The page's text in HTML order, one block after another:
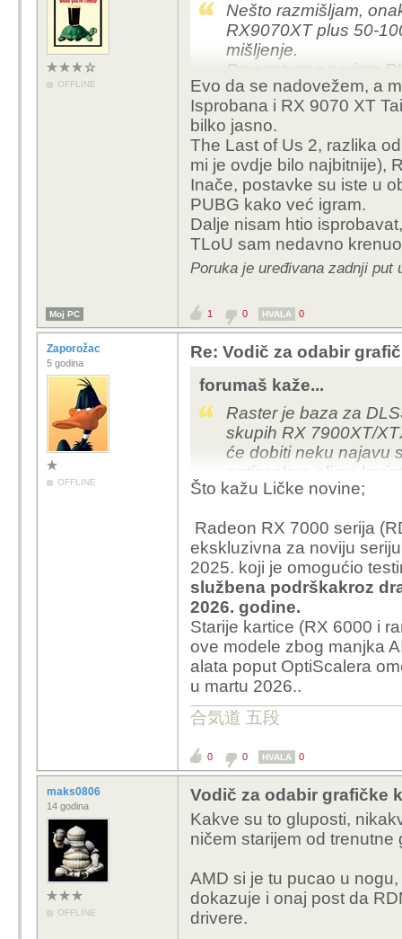
OFFLINE
Nešto razmišljam,
RX9070XT plus 50-
mišljenje.
Prvenstveno se igra
RTX stara 2.5 godine,
Evo da se nadovežem, a
Isprobana i RX 9070 XT
bilko jasno.
The Last of Us 2, razlika
mi je ovdje bilo najbitnije),
Inače, postavke su iste u
PUBG kako već igram.
Dalje nisam htio
TLoU sam nedavno
Poruka je uređivana zadnji put
Moj PC 1 0 HVALA 0
Zaporožac
5 godina
OFFLINE
Re: Vodič za odabir
forumaš kaže...
Raster je baza za
skupih RX 7900XT/
će dobiti neku najavu
optiscalera ali ne
službenu podršku.
Što kažu Ličke novine;
Radeon RX 7000 serija
ekskluzivna za noviju
2025. koji je omogućio
službena podrškakroz
2026. godine.
Starije kartice (RX 6000 i
ove modele zbog manjka
alata poput OptiScalera
u martu 2026..
合気道 五段
0 0 HVALA 0
maks0806
14 godina
OFFLINE
Vodič za odabir grafičke
Kakve su to gluposti,
ničem starijem od trenutne
AMD si je tu pucao u
dokazuje i onaj post da
drivere.